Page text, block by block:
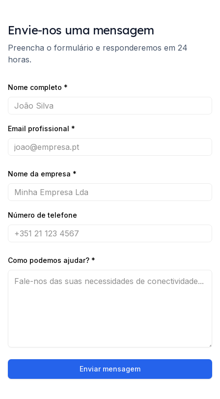
Envie-nos uma mensagem
Preencha o formulário e responderemos em 24
horas.
Nome completo *
Email profissional *
Nome da empresa *
Número de telefone
Como podemos ajudar? *
Enviar mensagem